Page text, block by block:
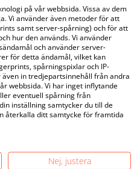
på vår webbsida. Vissa av dem
Vi använder även metoder för att
samt server-spårning) och för att
hur den används. Vi använder
och använder server-
för detta ändamål, vilket kan
spårningspixlar och IP-
in tredjepartsinnehåll från andra
webbsida. Vi har inget inflytande
eventuell spårning från
inställning samtycker du till de
återkalla ditt samtycke för framtida
Nej, justera